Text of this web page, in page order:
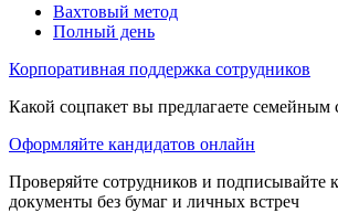
Вахтовый метод
Полный день
Корпоративная поддержка сотрудников
Какой соцпакет вы предлагаете семейным
Оформляйте кандидатов онлайн
Проверяйте сотрудников и подписывайте
документы без бумаг и личных встреч